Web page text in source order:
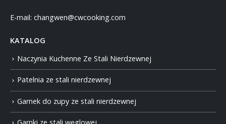
E-mail: changwen@cwcooking.com
KATALOG
Naczynia Kuchenne Ze Stali Nierdzewnej
Patelnia ze stali nierdzewnej
Garnek do zupy ze stali nierdzewnej
Garnki ze stali węglowej